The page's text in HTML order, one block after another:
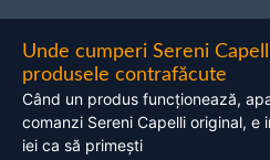
Unde cumperi Sereni
produsele contrafăcute
Când un produs funcționează,
comanzi Sereni Capelli original, e
iei ca să primești